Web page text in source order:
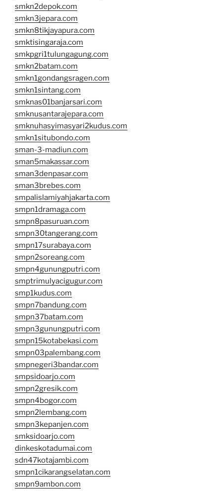
smkn2depok.com
smkn3jepara.com
smkn8tikjayapura.com
smktisingaraja.com
smkpgri1tulungagung.com
smkn2batam.com
smkn1gondangsragen.com
smkn1sintang.com
smknas01banjarsari.com
smknusantarajepara.com
smknuhasyimasyari2kudus.com
smkn1situbondo.com
sman-3-madiun.com
sman5makassar.com
sman3denpasar.com
sman3brebes.com
smpalislamiyahjakarta.com
smpn1dramaga.com
smpn8pasuruan.com
smpn30tangerang.com
smpn17surabaya.com
smpn2soreang.com
smpn4gunungputri.com
smptrimulyacigugur.com
smp1kudus.com
smpn7bandung.com
smpn37batam.com
smpn3gunungputri.com
smpn15kotabekasi.com
smpn03palembang.com
smpnegeri3bandar.com
smpsidoarjo.com
smpn2gresik.com
smpn4bogor.com
smpn2lembang.com
smpn3kepanjen.com
smksidoarjo.com
dinkeskotadumai.com
sdn47kotajambi.com
smpn1cikarangselatan.com
smpn9ambon.com